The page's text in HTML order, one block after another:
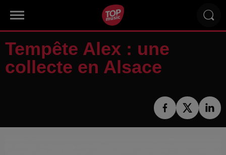
Tempête Alex : une
collecte en Alsace